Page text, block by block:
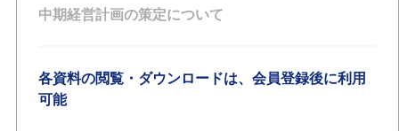
中期経営計画の策定について
各資料の閲覧・ダウンロードは、会員登録後に利用
可能